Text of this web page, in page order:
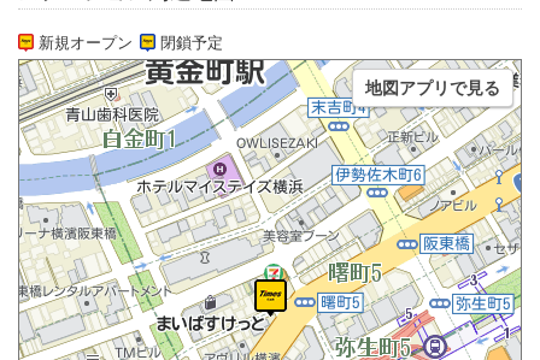
新規オープン 閉鎖予定
地図アプリで見る